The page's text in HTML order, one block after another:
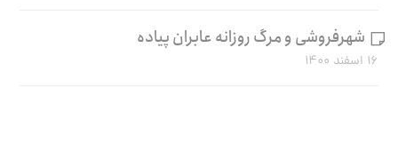
شهرفروشی و مرگ روزانه عابران پیاده
۱۶ اسفند ۱۴۰۰